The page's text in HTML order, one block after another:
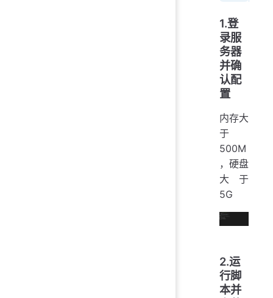
1.登
录服
务器
并确
认配
置
内存大
于
500M
，硬盘
大于
5G
2.运
行脚
本并